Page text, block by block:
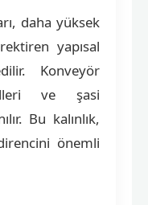
daha yüksek
yapısal
Konveyör
ve şasi
Bu kalınlık,
önemli